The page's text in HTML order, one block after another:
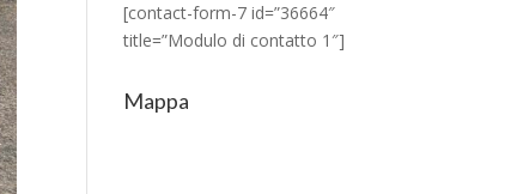
[contact-form-7 id=”36664″
title=”Modulo di contatto 1″]
Mappa